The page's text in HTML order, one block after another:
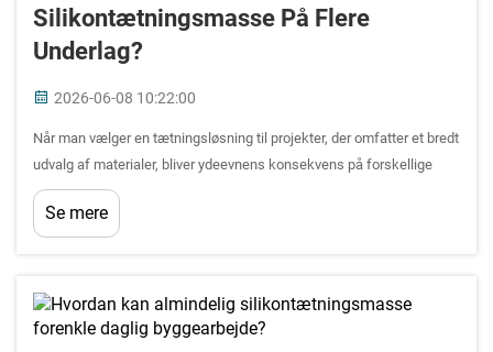
Silikontætningsmasse På Flere
Underlag?
2026-06-08 10:22:00
Når man vælger en tætningsløsning til projekter, der omfatter et bredt
udvalg af materialer, bliver ydeevnens konsekvens på forskellige
underlag en af de mest kritiske beslutningsfaktorer. En almindelig
silikontætningsmasse er specielt udviklet til at danne binding,...
Se mere